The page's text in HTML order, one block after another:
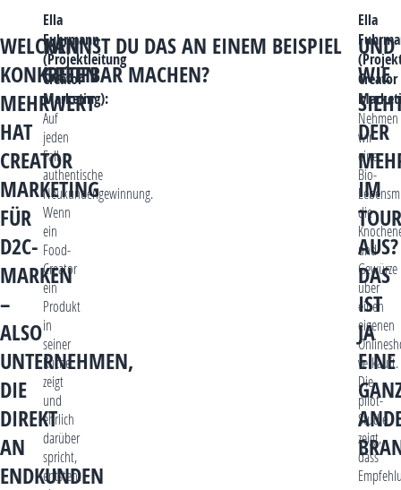
WELCHEN
KONKRETEN
MEHRWERT
HAT
CREATOR
MARKETING
FÜR
D2C-
MARKEN
–
ALSO
UNTERNEHMEN,
DIE
DIREKT
AN
ENDKUNDEN
Ella
Fuhrmann
(Projektleitung
Creator
Marketing):
Auf
jeden
Fall
authentische
Neukundengewinnung.
Wenn
ein
Food-
Creator
ein
Produkt
in
seiner
Küche
zeigt
und
ehrlich
darüber
spricht,
entsteht
KANNST DU DAS AN EINEM BEISPIEL
GREIFBAR MACHEN?
Ella
Creator
Nehmen
wir
eine
Bio-
die
und
Gewürze
über
einen
eigenen
verkauft.
Die
pilot-
Studie
zeigt,
dass
UND
WIE
DER
IM
AUS?
DAS
IST
JA
EINE